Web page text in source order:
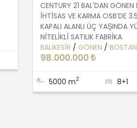
CENTURY 21 BAL'DAN GÖNEN
İHTİSAS VE KARMA OSB’DE
KAPALI ALANLI ÜÇ YAŞINDA
NİTELİKLİ SATILIK FABRİKA
BALIKESİR / GÖNEN /
98.000.000 ₺
5000 m2 8+1